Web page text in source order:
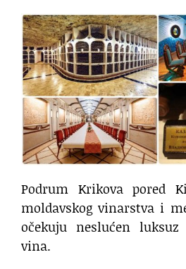
Podrum Krikova pored
moldavskog vinarstva i
očekuju neslućen
vina.